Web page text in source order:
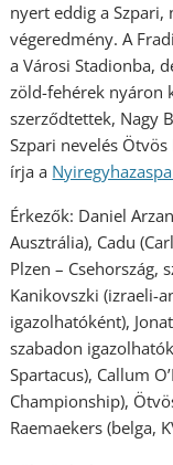
nyert eddig a Szpari,
végeredmény. A
a Városi Stadionba,
zöld-fehérek nyáron
szerződtettek, Nagy
Szpari nevelés
írja a
Érkezők: Daniel
Ausztrália), Cadu
Plzen – Csehország,
Kanikovszki (izraeli-
igazolhatóként),
szabadon
Spartacus), Callum
Championship),
Raemaekers (belga,